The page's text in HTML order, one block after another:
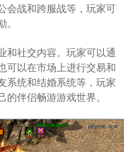
会战和跨服战等，玩家可
和社交内容。玩家可以通
可以在市场上进行交易和
系统和结婚系统等，玩家
伴侣畅游游戏世界。